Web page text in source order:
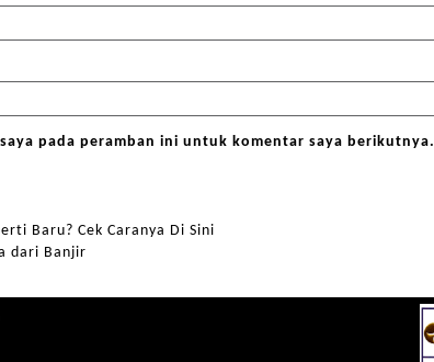
pada peramban ini untuk komentar saya berikutnya.
Baru? Cek Caranya Di Sini
dari Banjir